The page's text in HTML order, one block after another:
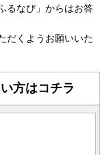
るなび」からはお答
だくようお願いいた
方はコチラ